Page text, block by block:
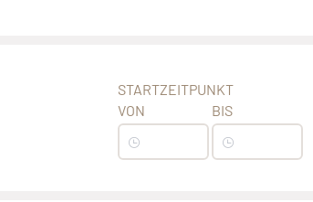
STARTZEITPUNKT
VON
BIS